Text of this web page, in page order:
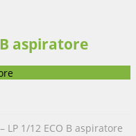
B aspiratore
LP 1/12 ECO B aspiratore